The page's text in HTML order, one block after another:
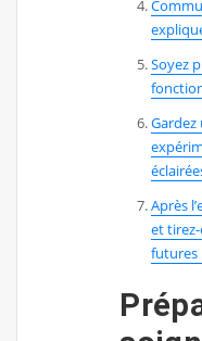
Soyez
Après
et
futures